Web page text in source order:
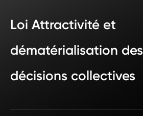
Loi Attractivité et
dématérialisation des
décisions collectives